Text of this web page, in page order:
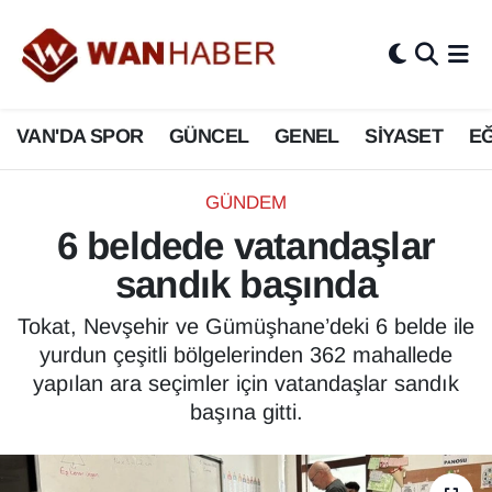
VAN'DA SPOR GÜNCEL GENEL SİYASET
GÜNDEM
6 beldede vatandaşlar
sandık başında
Tokat, Nevşehir ve Gümüşhane’deki 6 belde ile
yurdun çeşitli bölgelerinden 362 mahallede
yapılan ara seçimler için vatandaşlar sandık
başına gitti.
3.SAYFA
ASAYİŞ
BİLİM VE TEKNOLOJİ
Biyografi
ÇEVRE
Dernekler, Odalar
Van Nöbetçi Eczaneler
Van Hava Durumu
Van Namaz Vakitleri
Van Trafik Yoğunluk Haritası
Süper Lig Puan Durumu ve Fikstür
Tüm Manşetler
Son Dakika Haberleri
Haber Arşivi